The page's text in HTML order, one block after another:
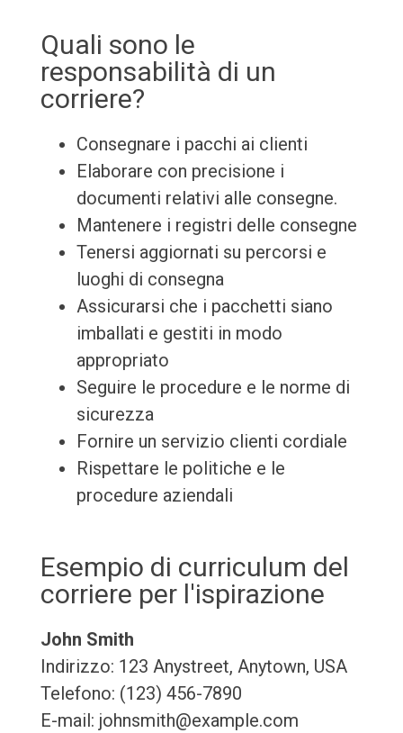
Quali sono le
responsabilità di un
corriere?
Consegnare i pacchi ai clienti
Elaborare con precisione i
documenti relativi alle consegne.
Mantenere i registri delle consegne
Tenersi aggiornati su percorsi e
luoghi di consegna
Assicurarsi che i pacchetti siano
imballati e gestiti in modo
appropriato
Seguire le procedure e le norme di
sicurezza
Fornire un servizio clienti cordiale
Rispettare le politiche e le
procedure aziendali
Esempio di curriculum del
corriere per l'ispirazione
John Smith
Indirizzo: 123 Anystreet, Anytown, USA
Telefono: (123) 456-7890
E-mail: johnsmith@example.com